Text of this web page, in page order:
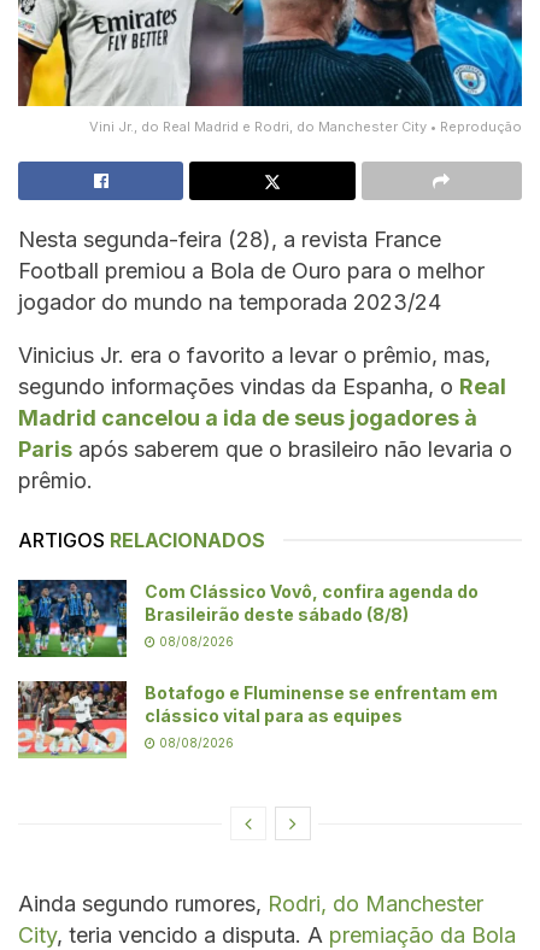
Vini Jr., do Real Madrid e Rodri, do Manchester City • Reprodução
Nesta segunda-feira (28), a revista France
Football premiou a Bola de Ouro para o melhor
jogador do mundo na temporada 2023/24
Vinicius Jr. era o favorito a levar o prêmio, mas,
segundo informações vindas da Espanha, o Real
Madrid cancelou a ida de seus jogadores à
Paris após saberem que o brasileiro não levaria o
prêmio.
ARTIGOS RELACIONADOS
Com Clássico Vovô, confira agenda do
Brasileirão deste sábado (8/8)
08/08/2026
Botafogo e Fluminense se enfrentam em
clássico vital para as equipes
08/08/2026
Ainda segundo rumores, Rodri, do Manchester
City, teria vencido a disputa. A premiação da Bola